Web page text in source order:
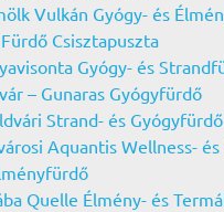
Vulkán Gyógy- és
Csisztapuszta
Gyógy- és
– Gunaras Gyógyfürdő
Strand- és Gyógyfürdő
Aquantis Wellness-
Quelle Élmény- és